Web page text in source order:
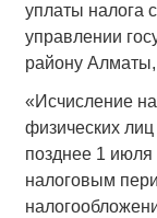
уплаты налога
управлении
району Алматы,
«Исчисление
физических
позднее 1 июля
налоговым